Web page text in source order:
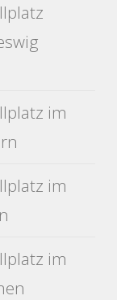
im
im
im